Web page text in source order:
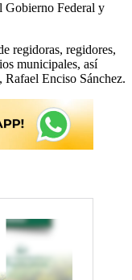
Gobierno Federal y
regidoras, regidores,
municipales, así
Enciso Sánchez.